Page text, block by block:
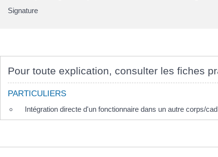
Signature
Pour toute explication, consulter les fiches
PARTICULIERS
Intégration directe d'un fonctionnaire dans un autre corps/